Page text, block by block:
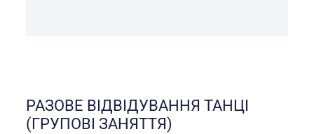
РАЗОВЕ ВІДВІДУВАННЯ ТАНЦІ
(ГРУПОВІ ЗАНЯТТЯ)